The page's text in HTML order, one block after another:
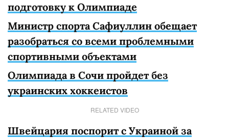
подготовку к Олимпиаде
Министр спорта Сафиуллин обещает
разобраться со всеми проблемными
спортивными объектами
Олимпиада в Сочи пройдет без
украинских хоккеистов
RELATED VIDEO
Швейцария поспорит с Украиной за